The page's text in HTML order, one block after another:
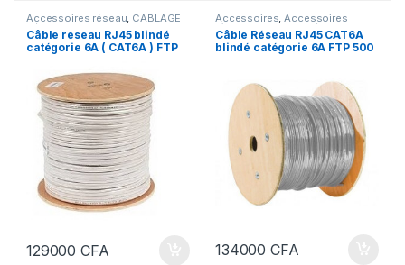
Accessoires réseau, CÂBLAGE
RÉSEAU SERVEURS & RESEAUX
Câble reseau RJ45 blindé
catégorie 6A ( CAT6A ) FTP
129000CFA
Accessoires,Accessoires
réseau ,CÂBLAGE RÉSEAU,
Câbles ,SERVEURS & RESEAUX
SERVICES
Câble Réseau RJ45 CAT6A
blindé catégorie 6A FTP 500
134000CFA